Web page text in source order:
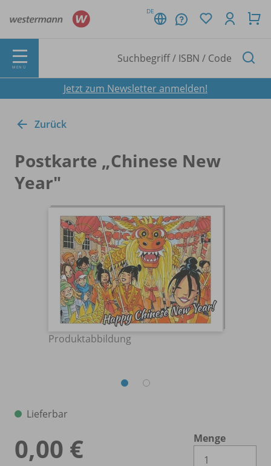
DE
MENÜ
Jetzt zum Newsletter anmelden!
Zurück
Postkarte „Chinese New
Year"
Produktabbildung
Lieferbar
0,00 €
Menge